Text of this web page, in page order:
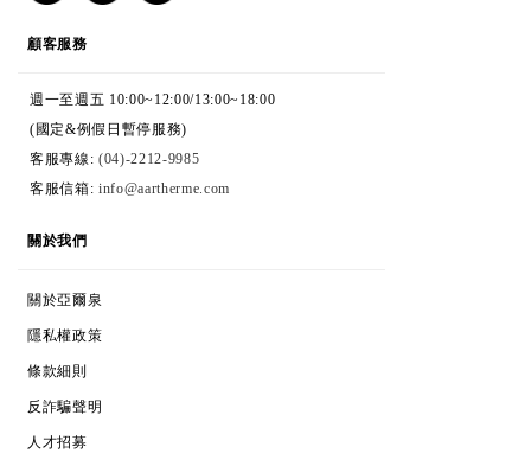
顧客服務
週一至週五 10:00~12:00/13:00~18:00
(國定&例假日暫停服務)
客服專線: (04)-2212-9985
客服信箱: info@aartherme.com
關於我們
關於亞爾泉
COOKIES & PRIVACY
隱私權政策
TERMS & CONDITIONS
條款細則
ANTI-FRAUD POLICY
反詐騙聲明
CAREERS
人才招募